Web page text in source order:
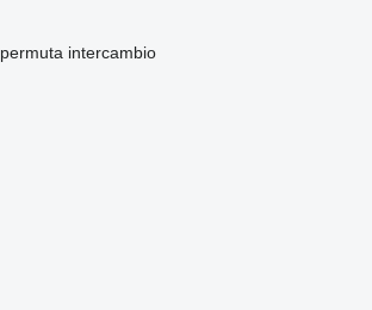
permuta intercambio